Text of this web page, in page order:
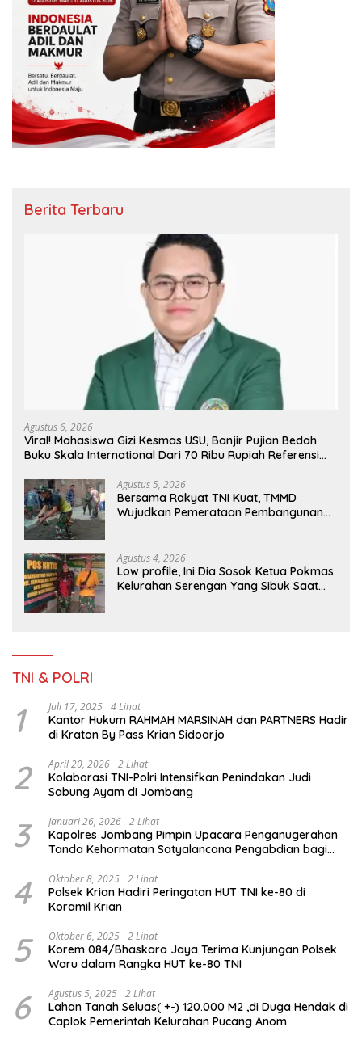
Berita Terbaru
Agustus 6, 2026
Viral! Mahasiswa Gizi Kesmas USU, Banjir Pujian Bedah
Buku Skala International Dari 70 Ribu Rupiah Referensi
Agustus 5, 2026
Bersama Rakyat TNI Kuat, TMMD
Wujudkan Pemerataan Pembangunan
Agustus 4, 2026
Low profile, Ini Dia Sosok Ketua Pokmas
Kelurahan Serengan Yang Sibuk Saat
TNI & POLRI
1 Juli 17, 2025 4 Lihat
Kantor Hukum RAHMAH MARSINAH dan PARTNERS Hadir
di Kraton By Pass Krian Sidoarjo
2 April 20, 2026 2 Lihat
Kolaborasi TNI-Polri Intensifkan Penindakan Judi
Sabung Ayam di Jombang
3 Januari 26, 2026 2 Lihat
Kapolres Jombang Pimpin Upacara Penganugerahan
Tanda Kehormatan Satyalancana Pengabdian bagi
4 Oktober 8, 2025 2 Lihat
Polsek Krian Hadiri Peringatan HUT TNI ke-80 di
Koramil Krian
5 Oktober 6, 2025 2 Lihat
Korem 084/Bhaskara Jaya Terima Kunjungan Polsek
6 Agustus 5, 2025 2 Lihat
Lahan Tanah Seluas( +-) 120.000 M2 ,di Duga Hendak di
Caplok Pemerintah Kelurahan Pucang Anom